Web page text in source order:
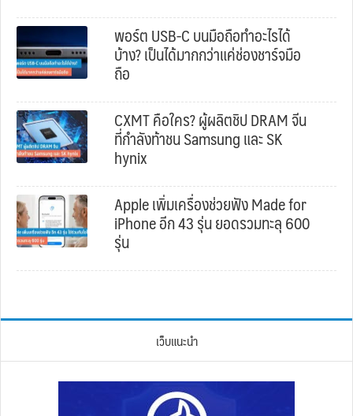
พอร์ต USB-C บนมือถือทำอะไรได้
บ้าง? เป็นได้มากกว่าแค่ช่องชาร์จมือ
ถือ
CXMT คือใคร? ผู้ผลิตชิป DRAM จีน
ที่กำลังท้าชน Samsung และ SK
hynix
Apple เพิ่มเครื่องช่วยฟัง Made for
iPhone อีก 43 รุ่น ยอดรวมทะลุ 600
รุ่น
เว็บแนะนำ